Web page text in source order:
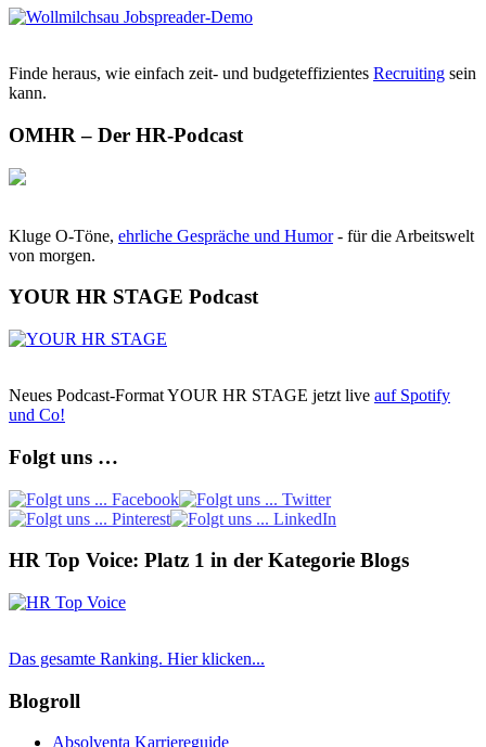
Finde heraus, wie einfach zeit- und budgeteffizientes Recruiting sein
kann.
OMHR – Der HR-Podcast
Kluge O-Töne, ehrliche Gespräche und Humor- für die Arbeitswelt
von morgen.
YOUR HR STAGE Podcast
Neues Podcast-Format YOUR HR STAGE jetzt live auf Spotify
und Co!
Folgt uns …
HR Top Voice: Platz 1 in der Kategorie Blogs
Das gesamte Ranking. Hier klicken...
Blogroll
Absolventa Karriereguide